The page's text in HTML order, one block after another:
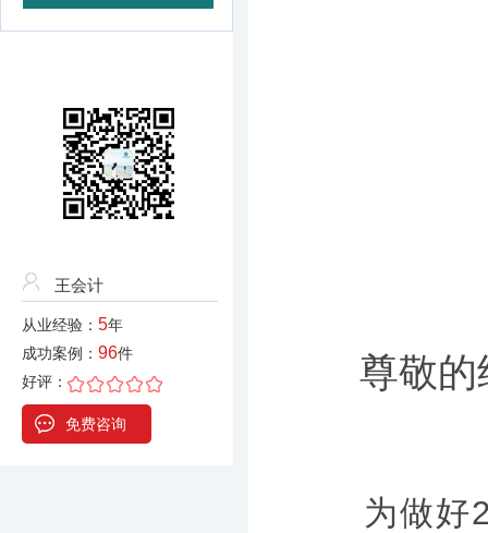
王会计
从业经验： 5年
成功案例： 96件
好评：
免费咨询
尊敬的
为做好